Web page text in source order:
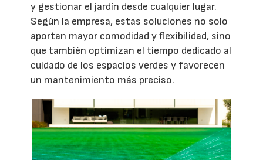
y gestionar el jardín desde cualquier lugar.
Según la empresa, estas soluciones no solo
aportan mayor comodidad y flexibilidad, sino
que también optimizan el tiempo dedicado al
cuidado de los espacios verdes y favorecen
un mantenimiento más preciso.